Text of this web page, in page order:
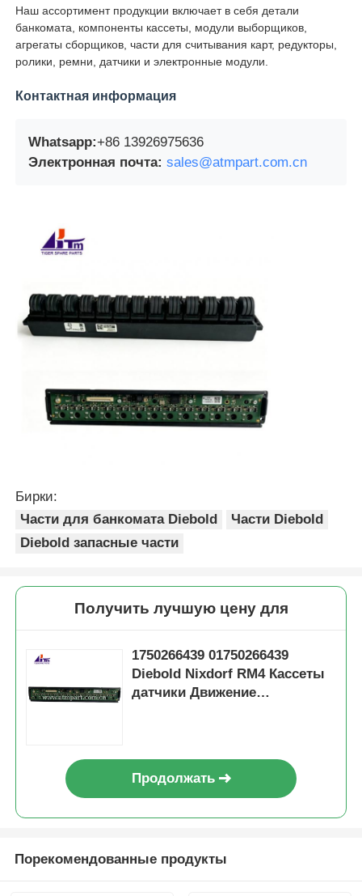
Наш ассортимент продукции включает в себя детали
банкомата, компоненты кассеты, модули выборщиков,
агрегаты сборщиков, части для считывания карт, редукторы,
ролики, ремни, датчики и электронные модули.
Контактная информация
Whatsapp:+86 13926975636
Электронная почта: sales@atmpart.com.cn
Бирки:
Части для банкомата Diebold
Части Diebold
Diebold запасные части
Получить лучшую цену для
1750266439 01750266439
Diebold Nixdorf RM4 Кассеты
датчики Движение
Продолжать
Порекомендованные продукты